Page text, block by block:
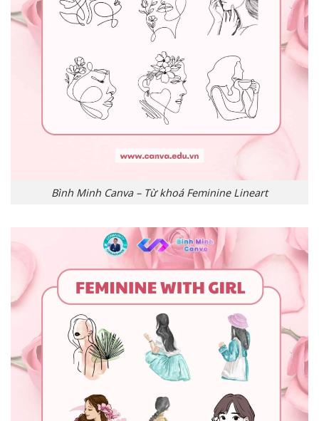
Bình Minh Canva – Từ khoá Feminine Lineart